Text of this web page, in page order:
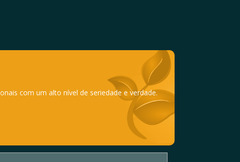
com um alto nível de seriedade e verdade.